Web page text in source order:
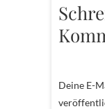
Deine E-